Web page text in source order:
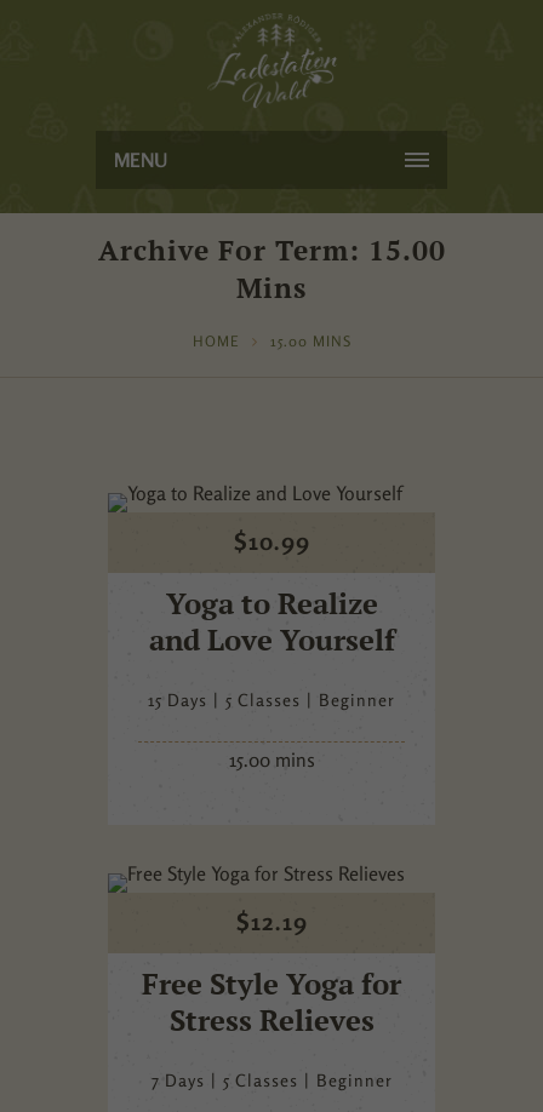
MENU
Archive For Term: 15.00
Mins
HOME 15.00 MINS
$10.99
Yoga to Realize
and Love Yourself
15 Days 5 Classes Beginner
15.00 mins
$12.19
Free Style Yoga for
Stress Relieves
7 Days 5 Classes Beginner